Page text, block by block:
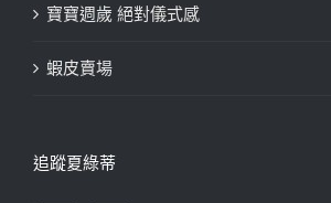
寶寶週歲 絕對儀式感
蝦皮賣場
追蹤夏綠蒂